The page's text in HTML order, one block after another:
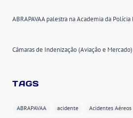
ABRAPAVAA palestra na Academia da
Câmaras de Indenização (Aviação e Mercado)
TAGS
ABRAPAVAA acidente Acidentes Aéreos